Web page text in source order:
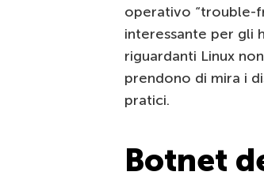
operativo “trouble-
interessante per gli
riguardanti Linux
prendono di mira i
pratici.
Botnet